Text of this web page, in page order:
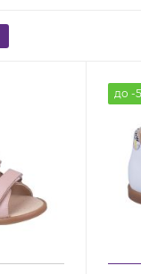
до -